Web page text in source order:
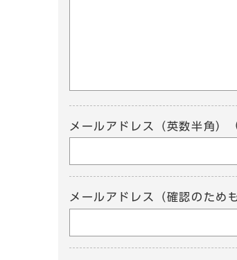
メールアドレス（英数半角）
メールアドレス（確認のため